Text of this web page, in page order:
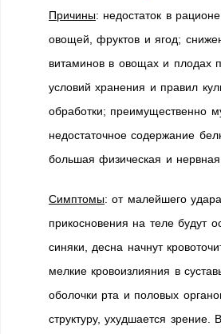
Причины: недостаток в
овощей, фруктов и ягод;
витаминов в овощах и плодах
условий хранения и правил
обработки; преимущественно
недостаточное содержание
большая физическая и нервная
Симптомы: от малейшего
прикосновения на теле будут
синяки, десна начнут
мелкие кровоизлияния в
оболочки рта и половых
структуру, ухудшается зрение.